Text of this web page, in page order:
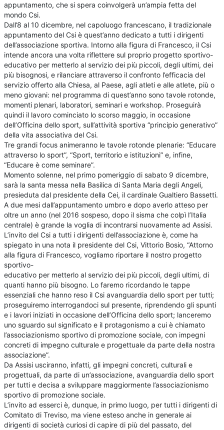
appuntamento, che si spera coinvolgerà un’ampia fetta del
mondo Csi.
Dall’8 al 10 dicembre, nel capoluogo francescano, il tradizionale
appuntamento del Csi è quest’anno dedicato a tutti i dirigenti
dell’associazione sportiva. Intorno alla figura di Francesco, il Csi
intende ancora una volta riflettere sul proprio progetto sportivo-
educativo per metterlo al servizio dei più piccoli, degli ultimi, dei
più bisognosi, e rilanciare attraverso il confronto l’efficacia del
servizio offerto alla Chiesa, al Paese, agli atleti e alle atlete, più o
meno giovani: nel programma di quest’anno sono tavole rotonde,
momenti plenari, laboratori, seminari e workshop. Proseguirà
quindi il lavoro cominciato lo scorso maggio, in occasione
dell’Officina dello sport, sull’attività sportiva “principio generativo”
della vita associativa del Csi.
Tre grandi focus animeranno le tavole rotonde plenarie: “Educare
attraverso lo sport”, “Sport, territorio e istituzioni” e, infine,
“Educare è come seminare”.
Momento solenne, nel primo pomeriggio di sabato 9 dicembre,
sarà la santa messa nella Basilica di Santa Maria degli Angeli,
presieduta dal presidente della Cei, il cardinale Gualtiero Bassetti.
A due mesi dall’appuntamento umbro e dopo averlo atteso per
oltre un anno (nel 2016 sospeso, dopo il sisma che colpì l’Italia
centrale) è grande la voglia di incontrarsi nuovamente ad Assisi.
L’invito del Csi a tutti i dirigenti dell’associazione è, come ha
spiegato in una nota il presidente del Csi, Vittorio Bosio, “Attorno
alla figura di Francesco, vogliamo riportare il nostro progetto
sportivo-
educativo per metterlo al servizio dei più piccoli, degli ultimi, di
quanti hanno più bisogno. Lo faremo ricordando le tappe
essenziali che hanno reso il Csi avanguardia dello sport per tutti;
proseguiremo interrogandoci sul presente, riprendendo gli spunti
e i lavori iniziati in occasione dell’Officina dello sport; lanceremo
uno sguardo sul significato e il protagonismo a cui è chiamato
l’associazionismo sportivo di promozione sociale, con impegni
concreti di impegno culturale e progettuale da parte della nostra
associazione”.
Da Assisi usciranno, infatti, gli impegni concreti, culturali e
progettuali, da parte di un’associazione, avanguardia dello sport
per tutti e decisa a sviluppare maggiormente l’associazionismo
sportivo di promozione sociale.
L’invito ad esserci è, dunque, in primo luogo, per tutti i dirigenti di
Comitato di Treviso, ma viene esteso anche in generale ai
dirigenti di società curiosi di capire di più del passato, del